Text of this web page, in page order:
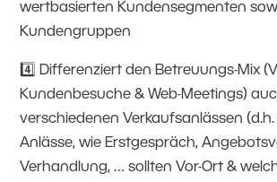
wertbasierten Kundensegmenten
Kundengruppen
4️⃣ Differenziert den Betreuungs-Mix
Kundenbesuche & Web-Meetings)
verschiedenen Verkaufsanlässen
Anlässe, wie Erstgespräch,
Verhandlung, … sollten Vor-Ort &